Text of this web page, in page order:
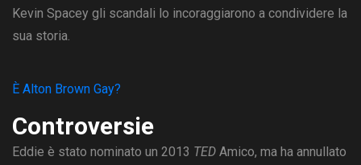
Kevin Spacey gli scandali lo incoraggiarono a condividere la
sua storia.
È Alton Brown Gay?
Controversie
Eddie è stato nominato un 2013 TED Amico, ma ha annullato